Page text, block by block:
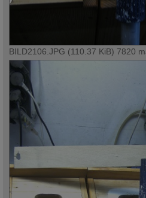
BILD2106.JPG (110.37 KiB) 7820